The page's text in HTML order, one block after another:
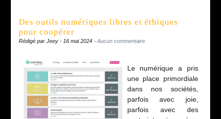
Des outils numériques libres et éthiques
pour coopérer
Rédigé par Jeey - 16 mai 2024 - Aucun commentaire
Le numérique a pris
une place primordiale
dans nos sociétés,
parfois avec joie,
parfois avec des